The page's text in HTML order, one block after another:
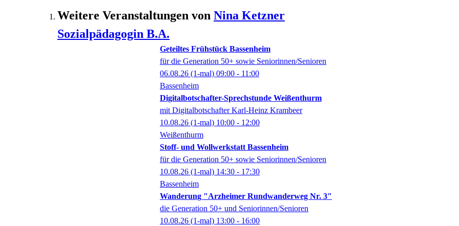
Weitere Veranstaltungen von Nina Ketzner
Sozialpädagogin B.A.
Geteiltes Frühstück Bassenheim
für die Generation 50+ sowie Seniorinnen/Senioren
06.08.26 (1-mal) 09:00 - 11:00
Bassenheim
Digitalbotschafter-Sprechstunde Weißenthurm
mit Digitalbotschafter Karl-Heinz Krambeer
10.08.26 (1-mal) 10:00 - 12:00
Weißenthurm
Stoff- und Wollwerkstatt Bassenheim
für die Generation 50+ sowie Seniorinnen/Senioren
10.08.26 (1-mal) 14:30 - 17:30
Bassenheim
Wanderung "Arzheimer Rundwanderweg Nr. 3"
die Generation 50+ und Seniorinnen/Senioren
10.08.26 (1-mal) 13:00 - 16:00